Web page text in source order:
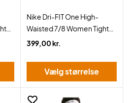
Nike Dri-FIT One High-
Waisted 7/8 Women Tights
Black
399,00 kr.
Vælg størrelse